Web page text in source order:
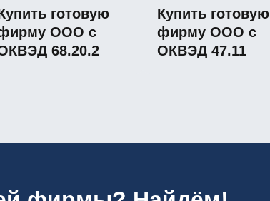
готовую
ООО с
68.20.2
Купить готовую
фирму ООО с
ОКВЭД 47.11